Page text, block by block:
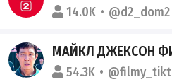
14.0K @d2_dom2
МАЙКЛ ДЖЕКСОН
54.3K